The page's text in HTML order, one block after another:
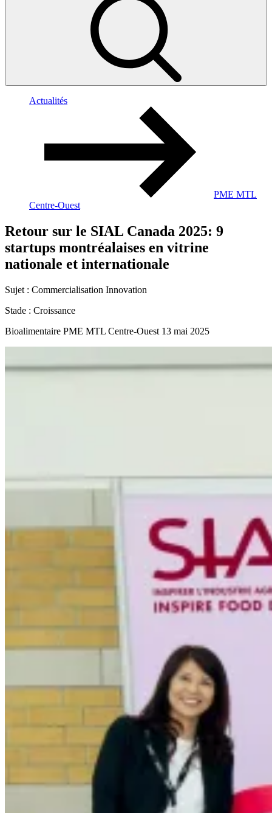
Actualités
PME MTL
Centre-Ouest
Retour sur le SIAL Canada 2025: 9
startups montréalaises en vitrine
nationale et internationale
Sujet : Commercialisation Innovation
Stade : Croissance
Bioalimentaire PME MTL Centre-Ouest 13 mai 2025